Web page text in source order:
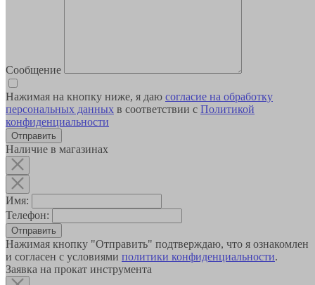
Сообщение
Нажимая на кнопку ниже, я даю согласие на обработку
персональных данных в соответствии с Политикой
конфиденциальности
Наличие в магазинах
Имя:
Телефон:
Отправить
Нажимая кнопку "Отправить" подтверждаю, что я ознакомлен
и согласен с условиями политики конфиденциальности.
Заявка на прокат инструмента